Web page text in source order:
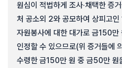
원심이 적법하게 조사·채택한 증
처 공소외 2와 공모하여 상피고
자원봉사에 대한 대가로 금150만
인정할 수 있으므로(위 증거들에
수령한 금150만 원 중 금50만 원